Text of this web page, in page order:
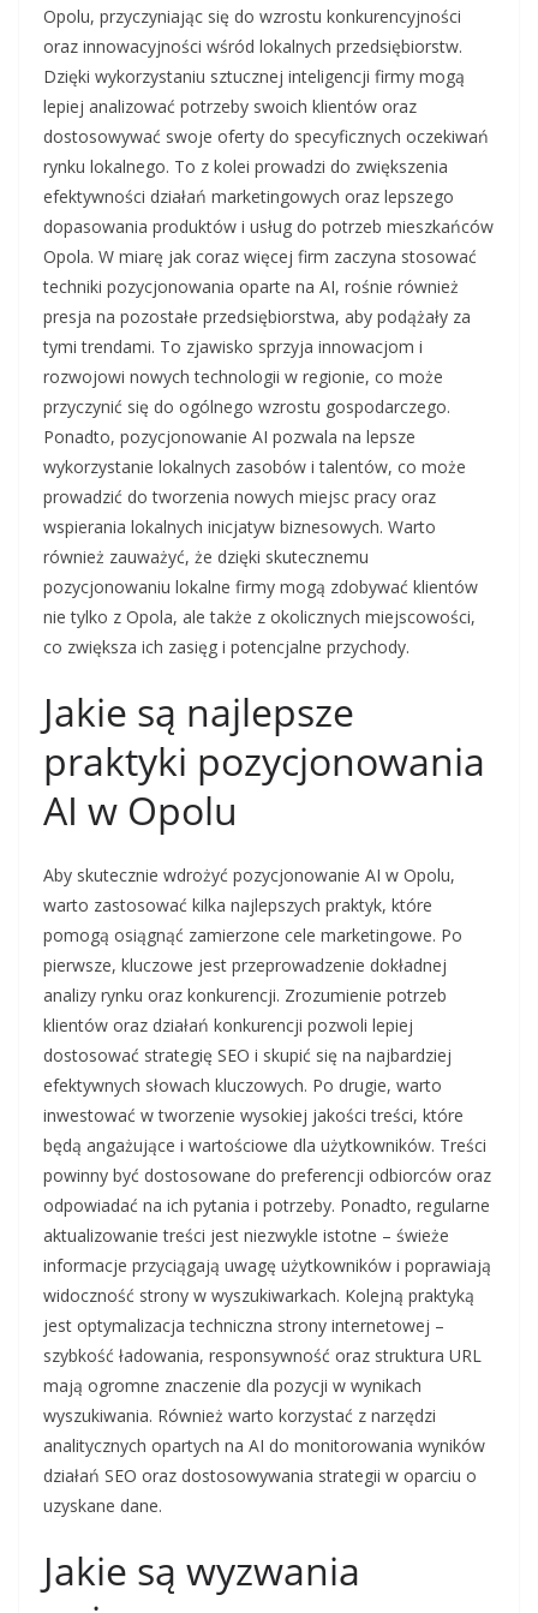
Opolu, przyczyniając się do wzrostu konkurencyjności
oraz innowacyjności wśród lokalnych przedsiębiorstw.
Dzięki wykorzystaniu sztucznej inteligencji firmy mogą
lepiej analizować potrzeby swoich klientów oraz
dostosowywać swoje oferty do specyficznych oczekiwań
rynku lokalnego. To z kolei prowadzi do zwiększenia
efektywności działań marketingowych oraz lepszego
dopasowania produktów i usług do potrzeb mieszkańców
Opola. W miarę jak coraz więcej firm zaczyna stosować
techniki pozycjonowania oparte na AI, rośnie również
presja na pozostałe przedsiębiorstwa, aby podążały za
tymi trendami. To zjawisko sprzyja innowacjom i
rozwojowi nowych technologii w regionie, co może
przyczynić się do ogólnego wzrostu gospodarczego.
Ponadto, pozycjonowanie AI pozwala na lepsze
wykorzystanie lokalnych zasobów i talentów, co może
prowadzić do tworzenia nowych miejsc pracy oraz
wspierania lokalnych inicjatyw biznesowych. Warto
również zauważyć, że dzięki skutecznemu
pozycjonowaniu lokalne firmy mogą zdobywać klientów
nie tylko z Opola, ale także z okolicznych miejscowości,
co zwiększa ich zasięg i potencjalne przychody.
Jakie są najlepsze
praktyki pozycjonowania
AI w Opolu
Aby skutecznie wdrożyć pozycjonowanie AI w Opolu,
warto zastosować kilka najlepszych praktyk, które
pomogą osiągnąć zamierzone cele marketingowe. Po
pierwsze, kluczowe jest przeprowadzenie dokładnej
analizy rynku oraz konkurencji. Zrozumienie potrzeb
klientów oraz działań konkurencji pozwoli lepiej
dostosować strategię SEO i skupić się na najbardziej
efektywnych słowach kluczowych. Po drugie, warto
inwestować w tworzenie wysokiej jakości treści, które
będą angażujące i wartościowe dla użytkowników. Treści
powinny być dostosowane do preferencji odbiorców oraz
odpowiadać na ich pytania i potrzeby. Ponadto, regularne
aktualizowanie treści jest niezwykle istotne – świeże
informacje przyciągają uwagę użytkowników i poprawiają
widoczność strony w wyszukiwarkach. Kolejną praktyką
jest optymalizacja techniczna strony internetowej –
szybkość ładowania, responsywność oraz struktura URL
mają ogromne znaczenie dla pozycji w wynikach
wyszukiwania. Również warto korzystać z narzędzi
analitycznych opartych na AI do monitorowania wyników
działań SEO oraz dostosowywania strategii w oparciu o
uzyskane dane.
Jakie są wyzwania